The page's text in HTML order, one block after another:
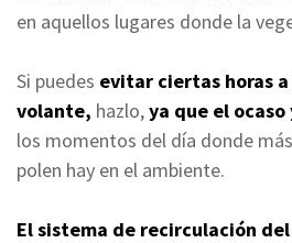
en aquellos lugares donde la
Si puedes evitar ciertas horas
volante, hazlo,ya que el
los momentos del día donde
polen hay en el ambiente.
El sistema de recirculación